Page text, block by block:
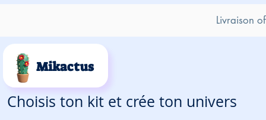
Livraison
Mikactus
Choisis ton kit et crée ton univers